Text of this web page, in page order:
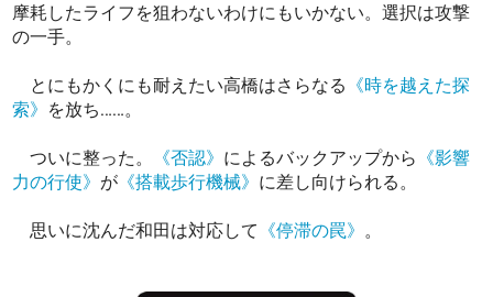
摩耗したライフを狙わないわけにもいかない。選択は攻撃
の一手。
とにもかくにも耐えたい高橋はさらなる 《時を越えた探
索》 を放ち……。
ついに整った。 《否認》 によるバックアップから 《影響
力の行使》 が 《搭載歩行機械》 に差し向けられる。
思いに沈んだ和田は対応して 《停滞の罠》 。